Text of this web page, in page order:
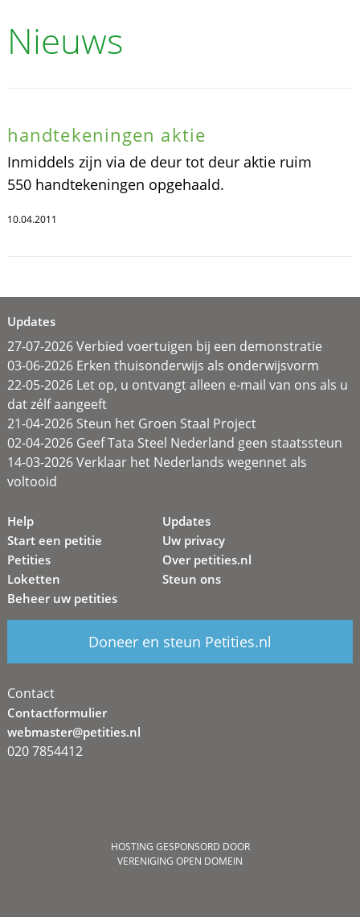
Nieuws
handtekeningen aktie
Inmiddels zijn via de deur tot deur aktie ruim
550 handtekeningen opgehaald.
10.04.2011
Updates
27-07-2026 Verbied voertuigen bij een demonstratie
03-06-2026 Erken thuisonderwijs als onderwijsvorm
22-05-2026 Let op, u ontvangt alleen e-mail van ons als u
dat zélf aangeeft
21-04-2026 Steun het Groen Staal Project
02-04-2026 Geef Tata Steel Nederland geen staatssteun
14-03-2026 Verklaar het Nederlands wegennet als
voltooid
Help
Start een petitie
Petities
Loketten
Beheer uw petities
Updates
Uw privacy
Over petities.nl
Steun ons
Doneer en steun Petities.nl
Contact
Contactformulier
webmaster@petities.nl
020 7854412
HOSTING GESPONSORD DOOR
VERENIGING OPEN DOMEIN